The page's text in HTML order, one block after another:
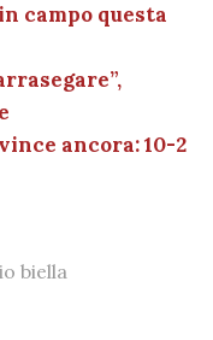
campo questa
ancora: 10-2
biella